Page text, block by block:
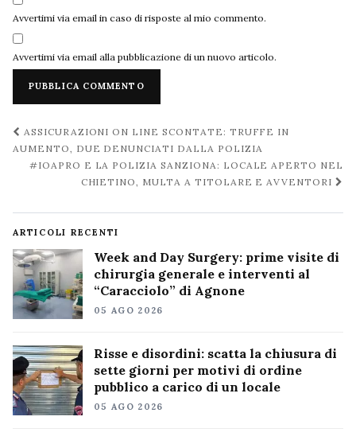
Avvertimi via email in caso di risposte al mio commento.
Avvertimi via email alla pubblicazione di un nuovo articolo.
Navigazione
post
ASSICURAZIONI ON LINE SCONTATE: TRUFFE IN
AUMENTO, DUE DENUNCIATI DALLA POLIZIA
#IOAPRO E LA POLIZIA SANZIONA: LOCALE APERTO NEL
CHIETINO, MULTA A TITOLARE E AVVENTORI
ARTICOLI RECENTI
Week and Day Surgery: prime visite di
chirurgia generale e interventi al
“Caracciolo” di Agnone
05 AGO 2026
Risse e disordini: scatta la chiusura di
sette giorni per motivi di ordine
pubblico a carico di un locale
05 AGO 2026